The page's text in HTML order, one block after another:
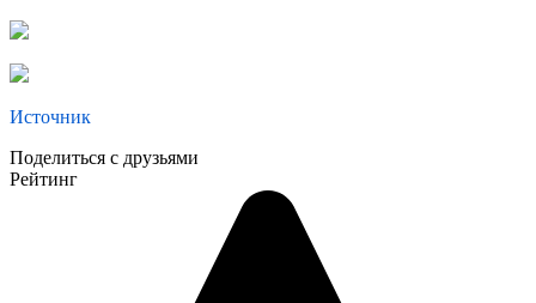
Источник
Поделиться с друзьями
Рейтинг